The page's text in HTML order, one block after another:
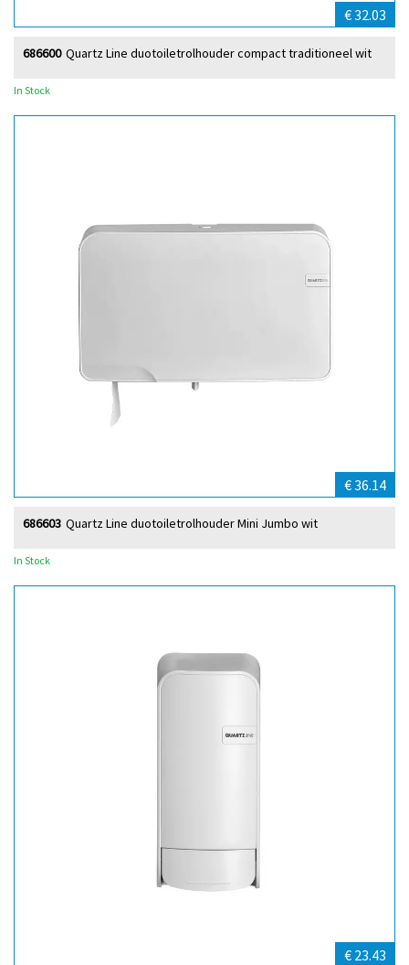
€ 32.03
Quartz Line duotoiletrolhouder compact traditioneel wit
686600
In Stock
€ 36.14
Quartz Line duotoiletrolhouder Mini Jumbo wit
686603
In Stock
€ 23.43